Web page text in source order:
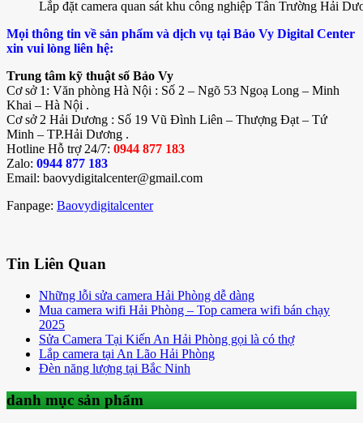
Lắp đặt camera quan sát khu công nghiệp Tân Trường Hải
Mọi thông tin về sản phẩm và dịch vụ tại Bảo Vy Digital Center
xin vui lòng liên hệ:
Trung tâm kỹ thuật số Bảo Vy
Cơ sở 1: Văn phòng Hà Nội : Số 2 – Ngõ 53 Ngoạ Long – Minh
Khai – Hà Nội .
Cơ sở 2 Hải Dương : Số 19 Vũ Đình Liên – Thượng Đạt – Tứ
Minh – TP.Hải Dương .
Hotline Hỗ trợ 24/7: 0944 877 183
Zalo: 0944 877 183
Email: baovydigitalcenter@gmail.com
Fanpage: Baovydigitalcenter
Tin Liên Quan
Những lỗi sửa camera Hải Phòng dễ dàng
Mua camera wifi Hải Phòng – Top camera wifi bán chạy
2025
Sửa Camera Tại Kiến An Hải Phòng gọi là có thợ
Lắp camera tại An Lão Hải Phòng
Đèn năng lượng tại Bắc Ninh
danh mục sản phẩm